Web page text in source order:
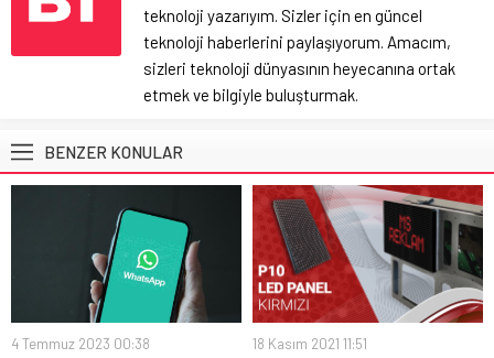
teknoloji yazarıyım. Sizler için en güncel
teknoloji haberlerini paylaşıyorum. Amacım,
sizleri teknoloji dünyasının heyecanına ortak
etmek ve bilgiyle buluşturmak.
BENZER KONULAR
4 Temmuz 2023 00:38 18 Kasım 2021 11:51